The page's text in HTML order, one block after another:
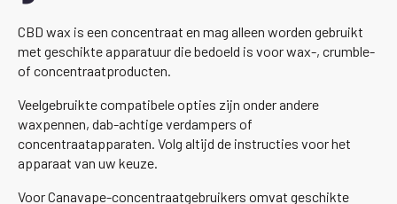
CBD wax is een concentraat en mag alleen worden gebruikt
met geschikte apparatuur die bedoeld is voor wax-, crumble-
of concentraatproducten.
Veelgebruikte compatibele opties zijn onder andere
waxpennen, dab-achtige verdampers of
concentraatapparaten. Volg altijd de instructies voor het
apparaat van uw keuze.
Voor Canavape-concentraatgebruikers omvat geschikte